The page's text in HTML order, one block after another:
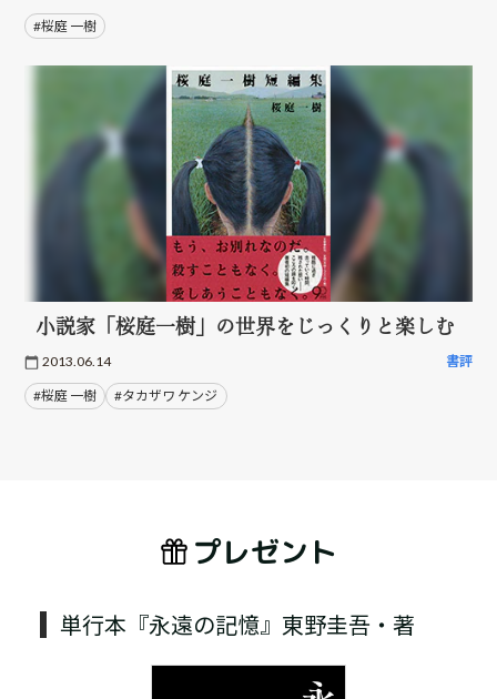
#桜庭 一樹
小説家「桜庭一樹」の世界をじっくりと楽しむ
2013.06.14 書評
#桜庭 一樹 #タカザワ ケンジ
プレゼント
単行本『永遠の記憶』東野圭吾・著